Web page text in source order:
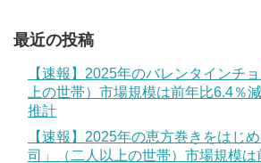
最近の投稿
【速報】2025年のバレンタインチ
上の世帯）市場規模は前年比6.4％
推計
【速報】2025年の恵方巻きをはじ
司」（二人以上の世帯）市場規模